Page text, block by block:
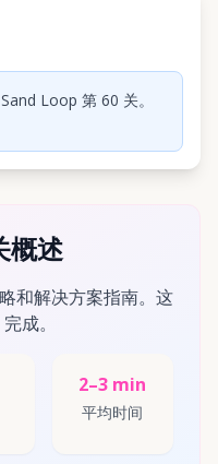
Loop 第 60 关。
概述
和解决方案指南。这
成。
2–3 min
平均时间